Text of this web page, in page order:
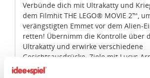
Verbünde dich mit Ultrakatty und
dem Filmhit THE LEGO® MOVIE 2™,
verängstigten Emmet vor dem Alien-
retten! Übernimm die Kontrolle über
Ultrakatty und erwirke verschiedene
Gesichtsausdrücke. Ziele mit Lucys
den Alien ... aber pass auf sein